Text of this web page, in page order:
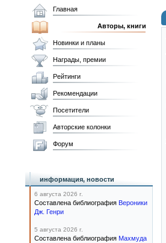
Главная
Авторы, книги
Новинки и планы
Награды, премии
Рейтинги
Рекомендации
Посетители
Авторские колонки
Форум
информация, новости
6 августа 2026 г.
Составлена библиография Вероники
Дж. Генри
5 августа 2026 г.
Составлена библиография Махмуда